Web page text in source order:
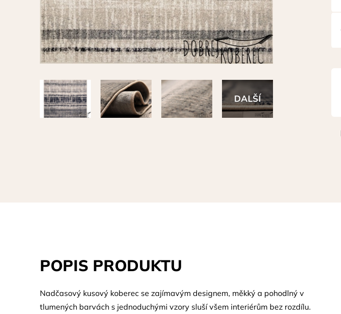
POPIS PRODUKTU
Nadčasový kusový koberec se zajímavým designem, měkký a pohodlný v
tlumených barvách s jednoduchými vzory sluší všem interiérům bez rozdílu.